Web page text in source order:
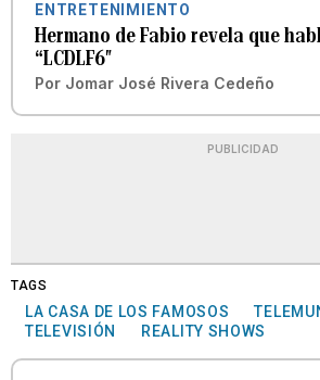
ENTRETENIMIENTO
Hermano de Fabio revela que
“LCDLF6″
Por Jomar José Rivera Cedeño
PUBLICIDAD
TAGS
LA CASA DE LOS FAMOSOS
TELEVISIÓN
REALITY SHOWS